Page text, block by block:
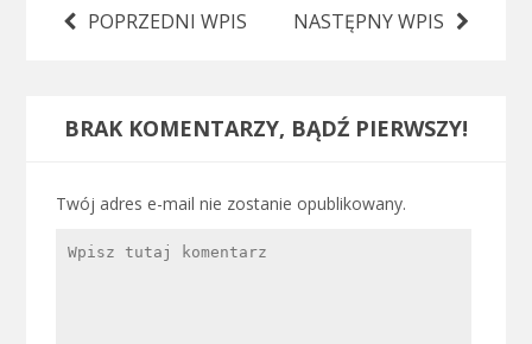
POPRZEDNI WPIS NASTĘPNY WPIS
BRAK KOMENTARZY, BĄDŹ PIERWSZY!
Twój adres e-mail nie zostanie opublikowany.